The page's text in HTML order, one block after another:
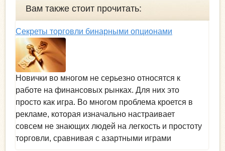
Вам также стоит прочитать:
Секреты торговли бинарными опционами
Новички во многом не серьезно относятся к
работе на финансовых рынках. Для них это
просто как игра. Во многом проблема кроется в
рекламе, которая изначально настраивает
совсем не знающих людей на легкость и простоту
торговли, сравнивая с азартными играми